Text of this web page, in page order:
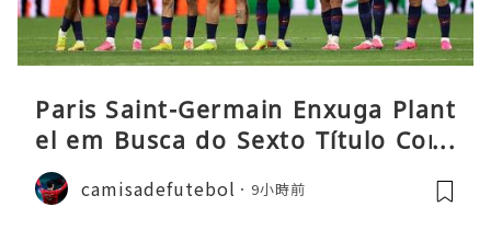
Paris Saint-Germain Enxuga Plant
el em Busca do Sexto Título Cons
ecutivo da Liga
camisadefutebol 9小時前